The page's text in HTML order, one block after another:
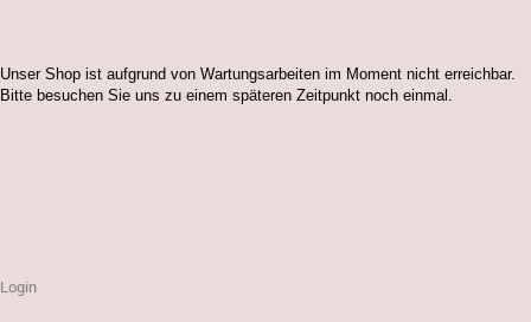
Unser Shop ist aufgrund von Wartungsarbeiten im Moment nicht erreichbar.
Bitte besuchen Sie uns zu einem späteren Zeitpunkt noch einmal.
Login